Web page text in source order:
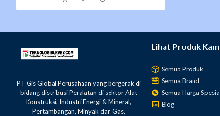
PT Gis Global Perusahaan yang bergerak di
bidang distribusi Peralatan di sektor Alat
Konstruksi, Industri Energi & Mineral,
Pertambangan, Minyak dan Gas,
Lihat Produk
Semua Produk
Semua Brand
Semua Harga Spesial
Blog